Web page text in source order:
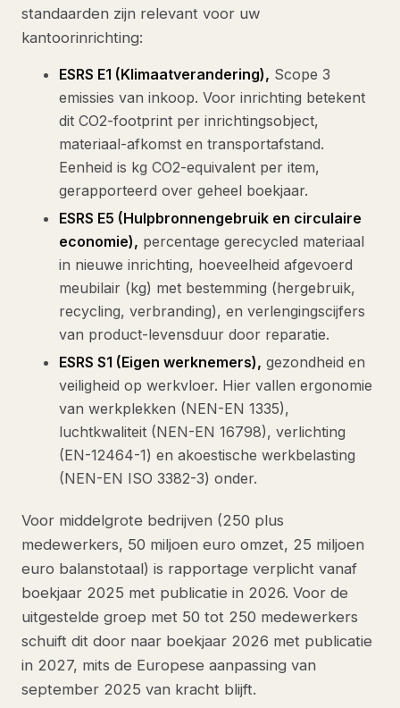
standaarden zijn relevant voor uw
kantoorinrichting:
ESRS E1 (Klimaatverandering), Scope 3
emissies van inkoop. Voor inrichting betekent
dit CO2-footprint per inrichtingsobject,
materiaal-afkomst en transportafstand.
Eenheid is kg CO2-equivalent per item,
gerapporteerd over geheel boekjaar.
ESRS E5 (Hulpbronnengebruik en circulaire
economie), percentage gerecycled materiaal
in nieuwe inrichting, hoeveelheid afgevoerd
meubilair (kg) met bestemming (hergebruik,
recycling, verbranding), en verlengingscijfers
van product-levensduur door reparatie.
ESRS S1 (Eigen werknemers), gezondheid en
veiligheid op werkvloer. Hier vallen ergonomie
van werkplekken (NEN-EN 1335),
luchtkwaliteit (NEN-EN 16798), verlichting
(EN-12464-1) en akoestische werkbelasting
(NEN-EN ISO 3382-3) onder.
Voor middelgrote bedrijven (250 plus
medewerkers, 50 miljoen euro omzet, 25 miljoen
euro balanstotaal) is rapportage verplicht vanaf
boekjaar 2025 met publicatie in 2026. Voor de
uitgestelde groep met 50 tot 250 medewerkers
schuift dit door naar boekjaar 2026 met publicatie
in 2027, mits de Europese aanpassing van
september 2025 van kracht blijft.